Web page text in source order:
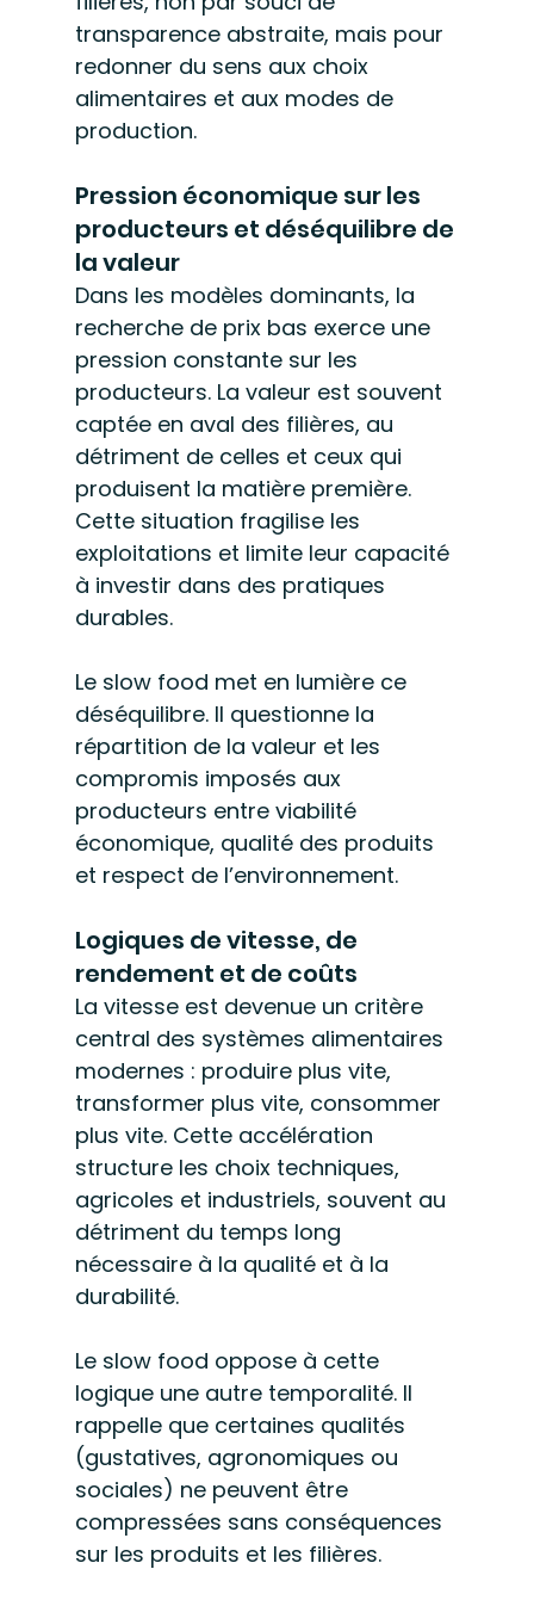
transparence abstraite, mais pour
redonner du sens aux choix
alimentaires et aux modes de
production.
Pression économique sur les
producteurs et déséquilibre de
la valeur
Dans les modèles dominants, la
recherche de prix bas exerce une
pression constante sur les
producteurs. La valeur est souvent
captée en aval des filières, au
détriment de celles et ceux qui
produisent la matière première.
Cette situation fragilise les
exploitations et limite leur capacité
à investir dans des pratiques
durables.
Le slow food met en lumière ce
déséquilibre. Il questionne la
répartition de la valeur et les
compromis imposés aux
producteurs entre viabilité
économique, qualité des produits
et respect de l’environnement.
Logiques de vitesse, de
rendement et de coûts
La vitesse est devenue un critère
central des systèmes alimentaires
modernes : produire plus vite,
transformer plus vite, consommer
plus vite. Cette accélération
structure les choix techniques,
agricoles et industriels, souvent au
détriment du temps long
nécessaire à la qualité et à la
durabilité.
Le slow food oppose à cette
logique une autre temporalité. Il
rappelle que certaines qualités
(gustatives, agronomiques ou
sociales) ne peuvent être
compressées sans conséquences
sur les produits et les filières.